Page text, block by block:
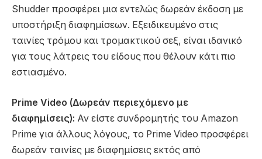
Shudder προσφέρει μια εντελώς δωρεάν έκδοση με
υποστήριξη διαφημίσεων. Εξειδικευμένο στις
ταινίες τρόμου και τρομακτικού σεξ, είναι ιδανικό
για τους λάτρεις του είδους που θέλουν κάτι πιο
εστιασμένο.
Prime Video (Δωρεάν περιεχόμενο με
διαφημίσεις): Αν είστε συνδρομητής του Amazon
Prime για άλλους λόγους, το Prime Video προσφέρει
δωρεάν ταινίες με διαφημίσεις εκτός από